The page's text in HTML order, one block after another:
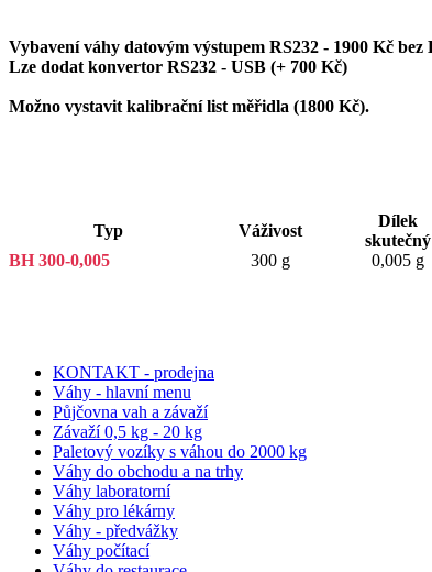
Vybavení váhy datovým výstupem RS232 - 1900 Kč
Lze dodat konvertor RS232 - USB (+ 700 Kč)
Možno vystavit kalibrační list měřidla (1800 Kč).
Typ Váživost
Dílek
skutečný
BH 300-0,005
300 g 0,005 g
KONTAKT - prodejna
Váhy - hlavní menu
Půjčovna vah a závaží
Závaží 0,5 kg - 20 kg
Paletový vozíky s váhou do 2000 kg
Váhy do obchodu a na trhy
Váhy laboratorní
Váhy pro lékárny
Váhy - předvážky
Váhy počítací